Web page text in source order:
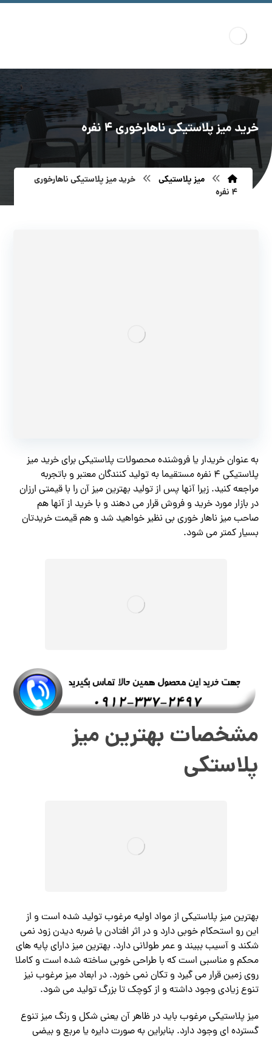
خرید میز پلاستیکی ناهارخوری 4 نفره
میز پلاستیکی
خرید میز پلاستیکی ناهارخوری
4 نفره
به عنوان خریدار یا فروشنده محصولات پلاستیکی برای خرید میز
پلاستیکی 4 نفره مستقیما به تولید کنندگان معتبر و باتجربه
مراجعه کنید. زیرا آنها پس از تولید بهترین میز آن را با قیمتی ارزان
در بازار مورد خرید و فروش قرار می دهند و با خرید از آنها هم
صاحب میز ناهار خوری بی نظیر خواهید شد و هم قیمت خریدتان
بسیار کمتر می شود.
مشخصات بهترین میز
پلاستکی
بهترین میز پلاستیکی از مواد اولیه مرغوب تولید شده است و از
این رو استحکام خوبی دارد و در اثر افتادن یا ضربه دیدن زود نمی
شکند و آسیب ببیند و عمر طولانی دارد. بهترین میز دارای پایه های
محکم و مناسبی است که با طراحی خوبی ساخته شده است و کاملا
روی زمین قرار می گیرد و تکان نمی خورد. در ابعاد میز مرغوب نیز
تنوع زیادی وجود داشته و از کوچک تا بزرگ تولید می شود.
میز پلاستیکی مرغوب باید در ظاهر آن یعنی شکل و رنگ میز تنوع
گسترده ای وجود دارد. بنابراین به صورت دایره یا مربع و بیضی